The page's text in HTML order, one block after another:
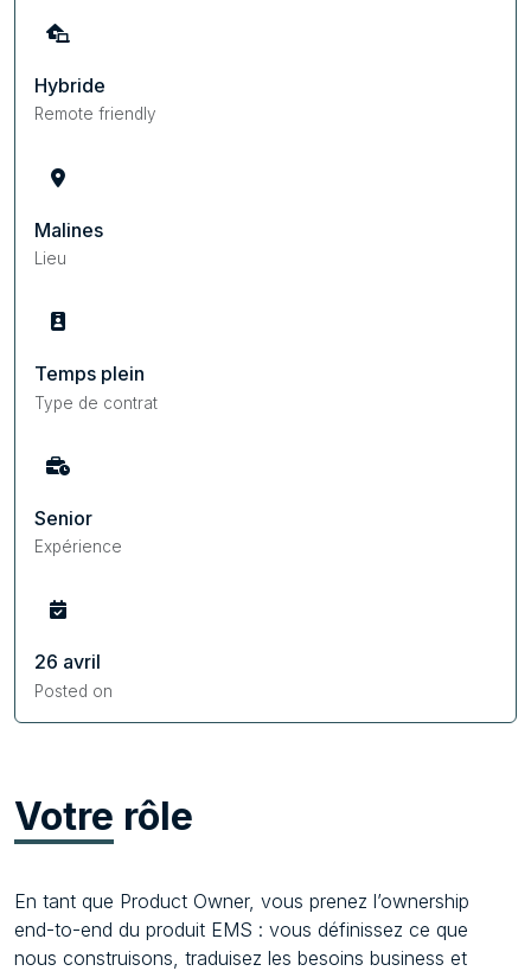
Hybride
Remote friendly
Malines
Lieu
Temps plein
Type de contrat
Senior
Expérience
26 avril
Posted on
Votre rôle
En tant que Product Owner, vous prenez l’ownership
end-to-end du produit EMS : vous définissez ce que
nous construisons, traduisez les besoins business et